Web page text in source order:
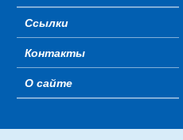
Secondary menu
Ссылки
Контакты
О сайте